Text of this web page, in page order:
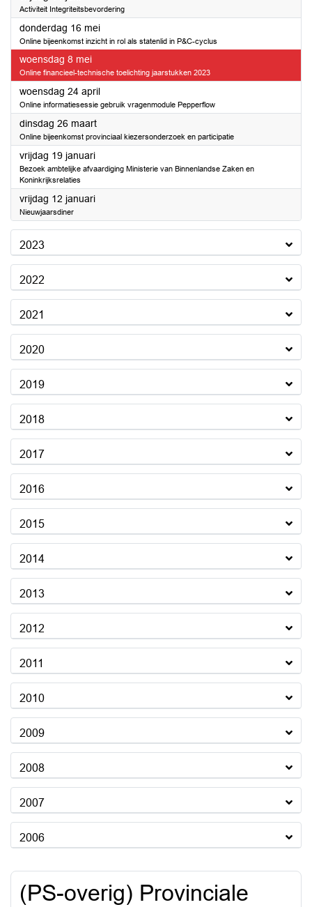
Activiteit Integriteitsbevordering
donderdag 16 mei2024
Online bijeenkomst inzicht in rol als statenlid in P&C-cyclus
woensdag 8 mei2024
Online financieel-technische toelichting jaarstukken 2023
woensdag 24 april2024
Online informatiesessie gebruik vragenmodule Pepperflow
dinsdag 26 maart2024
Online bijeenkomst provinciaal kiezersonderzoek en participatie
vrijdag 19 januari2024
Bezoek ambtelijke afvaardiging Ministerie van Binnenlandse Zaken en
Koninkrijksrelaties
vrijdag 12 januari2024
Nieuwjaarsdiner
2023
2022
2021
2020
2019
2018
2017
2016
2015
2014
2013
2012
2011
2010
2009
2008
2007
2006
(PS-overig) Provinciale